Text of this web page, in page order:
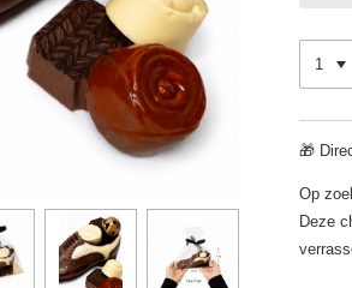
🎁
Op
Deze